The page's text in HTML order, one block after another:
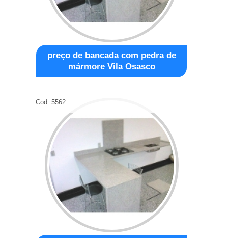
preço de bancada com pedra de
mármore Vila Osasco
Cod.:5562